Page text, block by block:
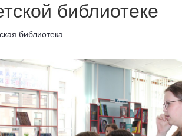
библиотеке
библиотека